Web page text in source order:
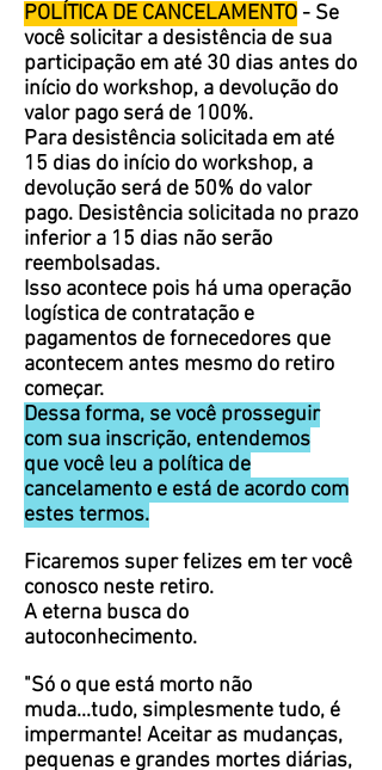
POLÍTICA DE CANCELAMENTO - Se
você solicitar a desistência de sua
participação em até 30 dias antes do
início do workshop, a devolução do
valor pago será de 100%.
Para desistência solicitada em até
15 dias do início do workshop, a
devolução será de 50% do valor
pago. Desistência solicitada no prazo
inferior a 15 dias não serão
reembolsadas.
Isso acontece pois há uma operação
logística de contratação e
pagamentos de fornecedores que
acontecem antes mesmo do retiro
começar.
Dessa forma, se você prosseguir
com sua inscrição, entendemos
que você leu a política de
cancelamento e está de acordo com
estes termos.
Ficaremos super felizes em ter você
conosco neste retiro.
A eterna busca do
autoconhecimento.
"Só o que está morto não
muda...tudo, simplesmente tudo, é
impermante! Aceitar as mudanças,
pequenas e grandes mortes diárias,